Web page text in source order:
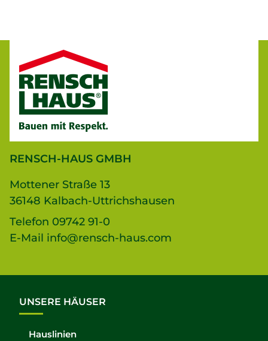
RENSCH-HAUS GMBH
Mottener Straße 13
36148 Kalbach-Uttrichshausen
Telefon 09742 91-0
E-Mail info@rensch-haus.com
UNSERE HÄUSER
Hauslinien